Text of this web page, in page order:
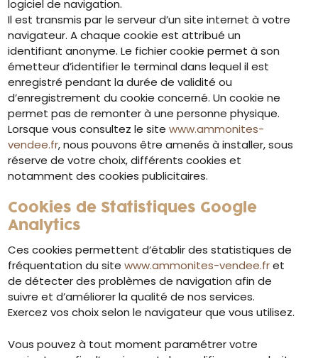
logiciel de navigation.
Il est transmis par le serveur d’un site internet à votre
navigateur. A chaque cookie est attribué un
identifiant anonyme. Le fichier cookie permet à son
émetteur d’identifier le terminal dans lequel il est
enregistré pendant la durée de validité ou
d’enregistrement du cookie concerné. Un cookie ne
permet pas de remonter à une personne physique.
Lorsque vous consultez le sitewww.ammonites-
vendee.fr, nous pouvons être amenés à installer, sous
réserve de votre choix, différents cookies et
notamment des cookies publicitaires.
Cookies de Statistiques Google
Analytics
Ces cookies permettent d’établir des statistiques de
fréquentation du sitewww.ammonites-vendee.fret
de détecter des problèmes de navigation afin de
suivre et d’améliorer la qualité de nos services.
Exercez vos choix selon le navigateur que vous utilisez.
Vous pouvez à tout moment paramétrer votre